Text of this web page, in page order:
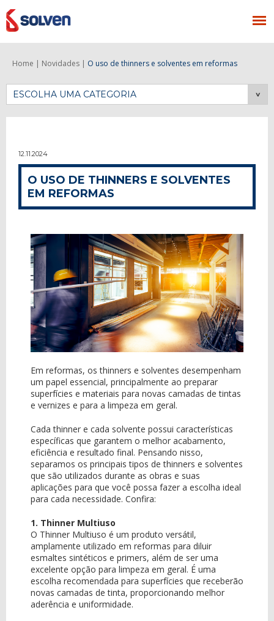
Home | Novidades | O uso de thinners e solventes em reformas
ESCOLHA UMA CATEGORIA
12.11.2024
O USO DE THINNERS E SOLVENTES
EM REFORMAS
Em reformas, os thinners e solventes desempenham
um papel essencial, principalmente ao preparar
superfícies e materiais para novas camadas de tintas
e vernizes e para a limpeza em geral.
Cada thinner e cada solvente possui características
específicas que garantem o melhor acabamento,
eficiência e resultado final. Pensando nisso,
separamos os principais tipos de thinners e solventes
que são utilizados durante as obras e suas
aplicações para que você possa fazer a escolha ideal
para cada necessidade. Confira:
1. Thinner Multiuso
O Thinner Multiuso é um produto versátil,
amplamente utilizado em reformas para diluir
esmaltes sintéticos e primers, além de ser uma
excelente opção para limpeza em geral. É uma
escolha recomendada para superfícies que receberão
novas camadas de tinta, proporcionando melhor
aderência e uniformidade.